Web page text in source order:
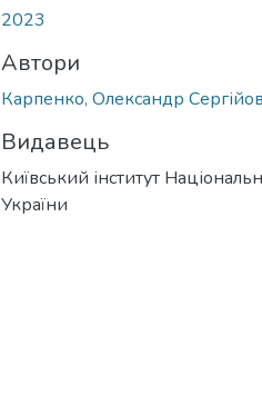
2023
Автори
Карпенко, Олександр
Видавець
Київський інститут
України